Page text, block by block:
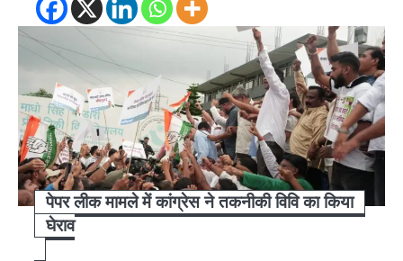
पेपर लीक मामले में कांग्रेस ने तकनीकी विवि का किया
घेराव